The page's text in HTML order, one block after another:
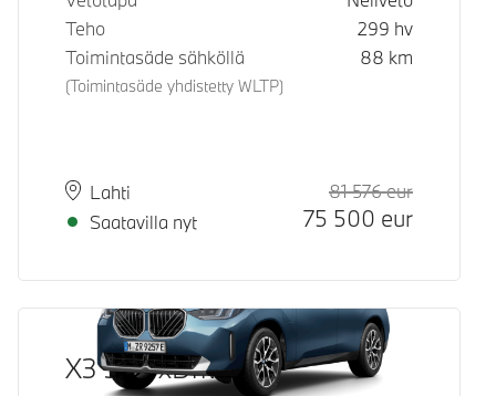
Teho
299 hv
Toimintasäde sähköllä
(Toimintasäde yhdistetty WLTP)
88 km
Paikkakunta
Lahti
Toimitusaika
Saatavilla nyt
81 576eurHinta
75 500 eur
X3 30e xDrive